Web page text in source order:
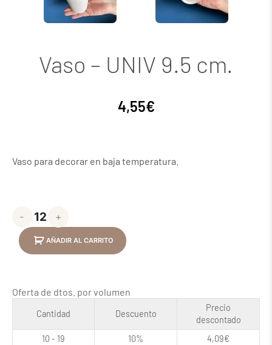
Vaso – UNIV 9.5 cm.
4,55€
Vaso para decorar en baja temperatura.
- +
AÑADIR AL CARRITO
Oferta de dtos. por volumen
Cantidad Descuento
Precio
descontado
10 - 19
10% 4,09€